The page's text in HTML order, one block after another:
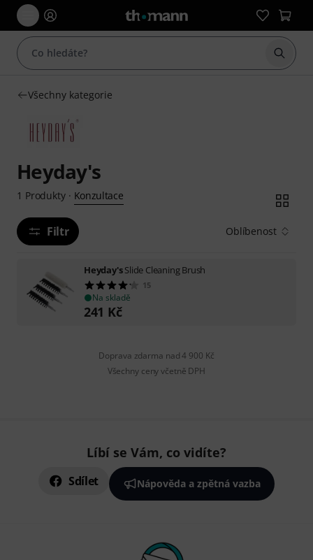
Začít
Všechny kategorie
Heyday's
1 Produkty· Konzultace
Filtr Oblíbenost
Heyday'sSlide Cleaning Brush
15
Na skladě
241 Kč
Doprava zdarma nad 4 900 Kč
Všechny ceny včetně DPH
Líbí se Vám, co vidíte?
Sdílet Nápověda a zpětná vazba